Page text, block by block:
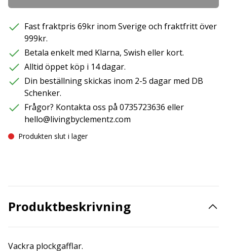
Fast fraktpris 69kr inom Sverige och fraktfritt över
999kr.
Betala enkelt med Klarna, Swish eller kort.
Alltid öppet köp i 14 dagar.
Din beställning skickas inom 2-5 dagar med DB
Schenker.
Frågor? Kontakta oss på 0735723636 eller
hello@livingbyclementz.com
Produkten slut i lager
Produktbeskrivning
Vackra plockgafflar.